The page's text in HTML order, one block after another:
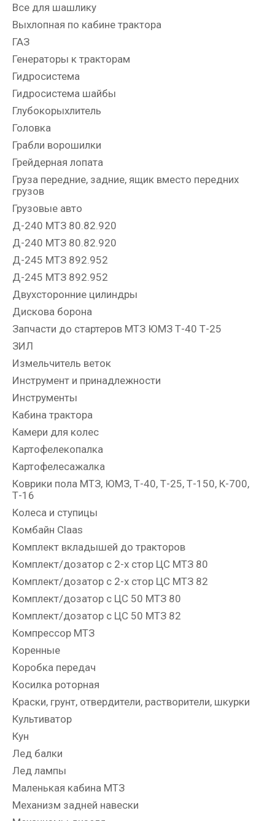
Все для шашлику
Выхлопная по кабине трактора
ГАЗ
Генераторы к тракторам
Гидросистема
Гидросистема шайбы
Глубокорыхлитель
Головка
Грабли ворошилки
Грейдерная лопата
Груза передние, задние, ящик вместо передних
грузов
Грузовые авто
Д-240 МТЗ 80.82.920
Д-240 МТЗ 80.82.920
Д-245 МТЗ 892.952
Д-245 МТЗ 892.952
Двухсторонние цилиндры
Дискова борона
Запчасти до стартеров МТЗ ЮМЗ Т-40 Т-25
ЗИЛ
Измельчитель веток
Инструмент и принадлежности
Инструменты
Кабина трактора
Камери для колес
Картофелекопалка
Картофелесажалка
Коврики пола МТЗ, ЮМЗ, Т-40, Т-25, Т-150, К-700,
Т-16
Колеса и ступицы
Комбайн Claas
Комплект вкладышей до тракторов
Комплект/дозатор с 2-х стор ЦС МТЗ 80
Комплект/дозатор с 2-х стор ЦС МТЗ 82
Комплект/дозатор с ЦС 50 МТЗ 80
Комплект/дозатор с ЦС 50 МТЗ 82
Компрессор МТЗ
Коренные
Коробка передач
Косилка роторная
Краски, грунт, отвердители, растворители, шкурки
Культиватор
Кун
Лед балки
Лед лампы
Маленькая кабина МТЗ
Механизм задней навески